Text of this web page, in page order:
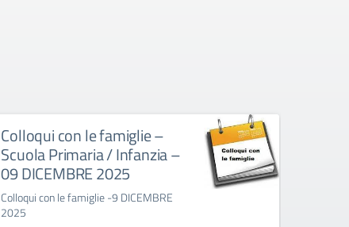
Colloqui con le famiglie –
Scuola Primaria / Infanzia –
09 DICEMBRE 2025
Colloqui con le famiglie -9 DICEMBRE
2025